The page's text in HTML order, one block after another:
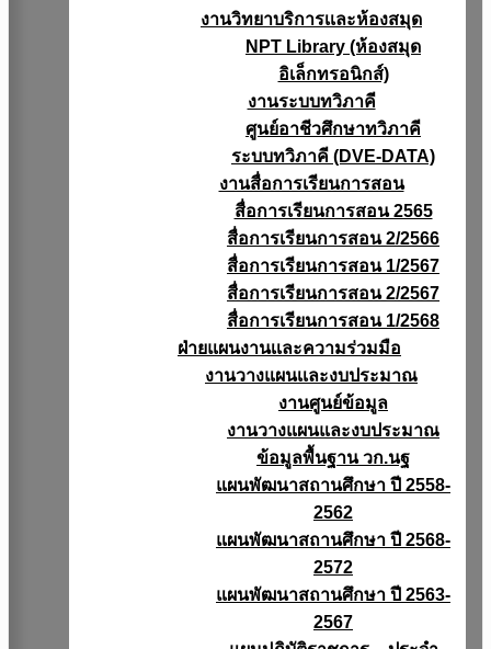
งานวิทยาบริการเเละห้องสมุด
NPT Library (ห้องสมุด
อิเล็กทรอนิกส์)
งานระบบทวิภาคี
ศูนย์อาชีวศึกษาทวิภาคี
ระบบทวิภาคี (DVE-DATA)
งานสื่อการเรียนการสอน
สื่อการเรียนการสอน 2565
สื่อการเรียนการสอน 2/2566
สื่อการเรียนการสอน 1/2567
สื่อการเรียนการสอน 2/2567
สื่อการเรียนการสอน 1/2568
ฝ่ายแผนงานเเละความร่วมมือ
งานวางแผนเเละงบประมาณ
งานศูนย์ข้อมูล
งานวางแผนและงบประมาณ
ข้อมูลพื้นฐาน วก.นฐ
แผนพัฒนาสถานศึกษา ปี 2558-
2562
แผนพัฒนาสถานศึกษา ปี 2568-
2572
แผนพัฒนาสถานศึกษา ปี 2563-
2567